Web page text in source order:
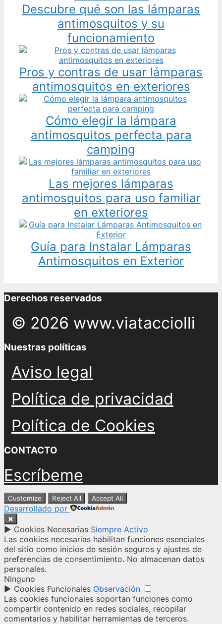
Descubre qué son las lámparas
antimosquitos y su
funcionamiento
Pros y contras de usar lámparas
antimosquitos en exteriores
Cómo elegir la lámpara
antimosquitos perfecta para
camping
Las mejores lámparas
antimosquitos para uso familiar
en exteriores
Guía para Instalar Lámparas
Antimosquitos en Exterior
Derechos reservados
© 2026 www.viatacciolli
Nuestras políticas
Aviso legal
Política de privacidad
Política de Cookies
CONTACTO
Escríbeme
Customize Reject All Accept All
Desarrollado por
✖
► Cookies Necesarias Siempre Activo
Las cookies necesarias habilitan funciones esenciales
del sitio como inicios de sesión seguros y ajustes de
preferencias de consentimiento. No almacenan datos
personales.
Ninguno
► Cookies Funcionales Observación
Las cookies funcionales soportan funciones como
compartir contenido en redes sociales, recopilar
comentarios y habilitar herramientas de terceros.